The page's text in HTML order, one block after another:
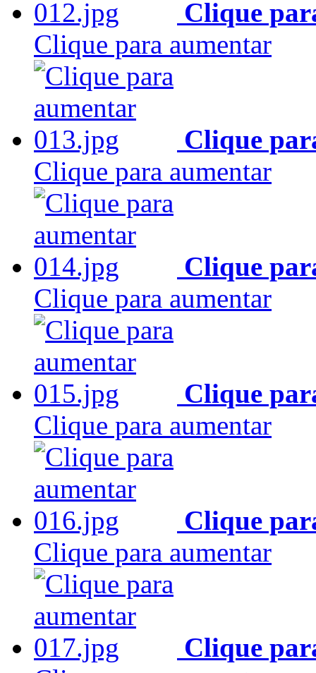
Clique
Clique para aumentar
Clique
Clique para aumentar
Clique
Clique para aumentar
Clique
Clique para aumentar
Clique
Clique para aumentar
Clique